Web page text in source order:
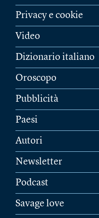
Privacy e cookie
Video
Dizionario italiano
Oroscopo
Pubblicità
Paesi
Autori
Newsletter
Podcast
Savage love